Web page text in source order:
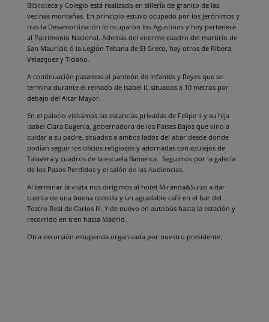
Biblioteca y Colegio está realizado en sillería de granito de las
vecinas montañas. En principio estuvo ocupado por los Jerónimos y
tras la Desamortización lo ocuparon los Agustinos y hoy pertenece
al Patrimonio Nacional. Además del enorme cuadro del martirio de
San Mauricio ó la Legión Tebana de El Greco, hay otros de Ribera,
Velazquez y Ticiano.
A continuación pasamos al panteón de Infantes y Reyes que se
termina durante el reinado de Isabel II, situados a 10 metros por
debajo del Altar Mayor.
En el palacio visitamos las estancias privadas de Felipe II y su hija
Isabel Clara Eugenia, gobernadora de los Paises Bajos que vino a
cuidar a su padre, situados a ambos lados del altar desde donde
podían seguir los oficios religiosos y adornadas con azulejos de
Talavera y cuadros de la escuela flamenca. Seguimos por la galería
de los Pasos Perdidos y el salón de las Audiencias.
Al terminar la visita nos dirigimos al hotel Miranda&Suizo a dar
cuenta de una buena comida y un agradable café en el bar del
Teatro Real de Carlos III. Y de nuevo en autobús hasta la estación y
recorrido en tren hasta Madrid.
Otra excursión estupenda organizada por nuestro presidente.